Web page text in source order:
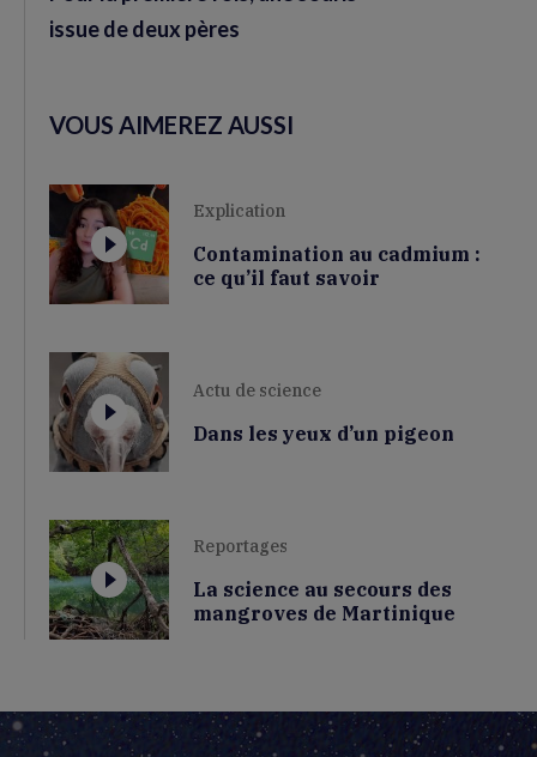
issue de deux pères
VOUS AIMEREZ AUSSI
Explication
Contamination au cadmium :
ce qu’il faut savoir
Actu de science
Dans les yeux d’un pigeon
Reportages
La science au secours des
mangroves de Martinique